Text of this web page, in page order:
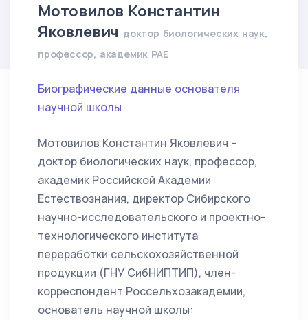
Мотовилов Константин
Яковлевич доктор биологических наук,
профессор, академик РАЕ
Биографические данные основателя
научной школы
Мотовилов Константин Яковлевич –
доктор биологических наук, профессор,
академик Российской Академии
Естествознания, директор Сибирского
научно-исследовательского и проектно-
технологического института
переработки сельскохозяйственной
продукции (ГНУ СибНИПТИП), член-
корреспондент Россельхозакадемии,
основатель научной школы: